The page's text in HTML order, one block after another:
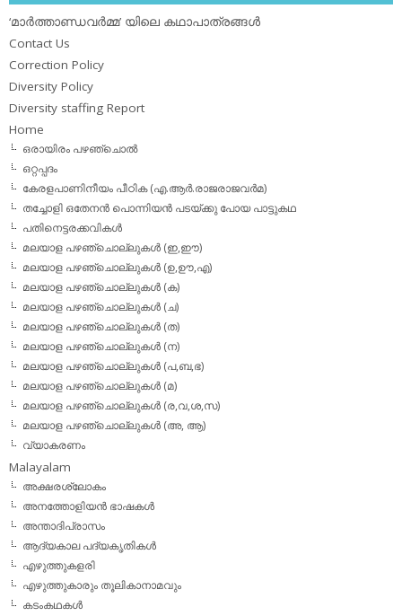
‘മാര്‍ത്താണ്ഡവര്‍മ്മ’ യിലെ കഥാപാത്രങ്ങള്‍
Contact Us
Correction Policy
Diversity Policy
Diversity staffing Report
Home
ഒരായിരം പഴഞ്ചൊല്‍
ഒറ്റപ്പദം
കേരളപാണിനീയം പീഠിക (എ.ആര്‍.രാജരാജവര്‍മ)
തച്ചോളി ഒതേനൻ പൊന്നിയൻ പടയ്‌ക്കു പോയ പാട്ടുകഥ
പതിനെട്ടരക്കവികള്‍
മലയാള പഴഞ്ചൊല്ലുകള്‍ (ഇ,ഈ)
മലയാള പഴഞ്ചൊല്ലുകള്‍ (ഉ,ഊ,എ)
മലയാള പഴഞ്ചൊല്ലുകള്‍ (ക)
മലയാള പഴഞ്ചൊല്ലുകള്‍ (ച)
മലയാള പഴഞ്ചൊല്ലുകള്‍ (ത)
മലയാള പഴഞ്ചൊല്ലുകള്‍ (ന)
മലയാള പഴഞ്ചൊല്ലുകള്‍ (പ,ബ,ഭ)
മലയാള പഴഞ്ചൊല്ലുകള്‍ (മ)
മലയാള പഴഞ്ചൊല്ലുകള്‍ (ര,വ,ശ,സ)
മലയാള പഴഞ്ചൊല്ലുകൾ (അ, ആ)
വ്യാകരണം
Malayalam
അക്ഷരശ്ലോകം
അനത്തോളിയന്‍ ഭാഷകള്‍
അന്താദിപ്രാസം
ആദ്യകാല പദ്യകൃതികള്‍
എഴുത്തുകളരി
എഴുത്തുകാരും തൂലികാനാമവും
കടംകഥകള്‍